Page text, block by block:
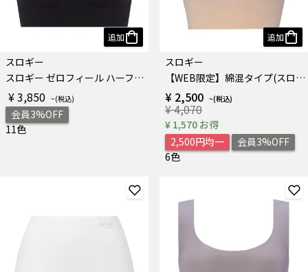
追加
スロギー
スロギー ゼロフィール ハーフトップ
¥ 3,850
会員3%OFF
11色
追加
スロギー
【WEB限定】綿混タイプ(スロギーG028) カップ付きハーフトップ
¥ 2,500
¥ 4,070
¥ 1,570 お得
2,500円均一
会員3%OFF
6色